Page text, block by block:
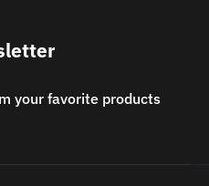
your favorite products